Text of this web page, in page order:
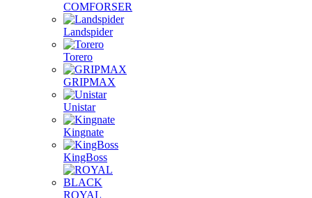
COMFORSER
Landspider
Torero
GRIPMAX
Unistar
Kingnate
KingBoss
ROYAL